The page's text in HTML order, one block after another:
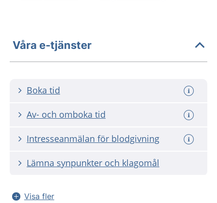
Våra e-tjänster
Boka tid
Av- och omboka tid
Intresseanmälan för blodgivning
Lämna synpunkter och klagomål
Visa fler